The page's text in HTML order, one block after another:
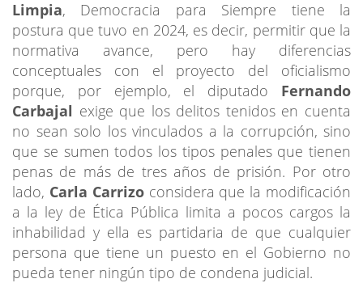
Limpia, Democracia para Siempre tiene la
postura que tuvo en 2024, es decir, permitir que la
normativa avance, pero hay diferencias
conceptuales con el proyecto del oficialismo
porque, por ejemplo, el diputado Fernando
Carbajal exige que los delitos tenidos en cuenta
no sean solo los vinculados a la corrupción, sino
que se sumen todos los tipos penales que tienen
penas de más de tres años de prisión. Por otro
lado, Carla Carrizoconsidera que la modificación
a la ley de Ética Pública limita a pocos cargos la
inhabilidad y ella es partidaria de que cualquier
persona que tiene un puesto en el Gobierno no
pueda tener ningún tipo de condena judicial.